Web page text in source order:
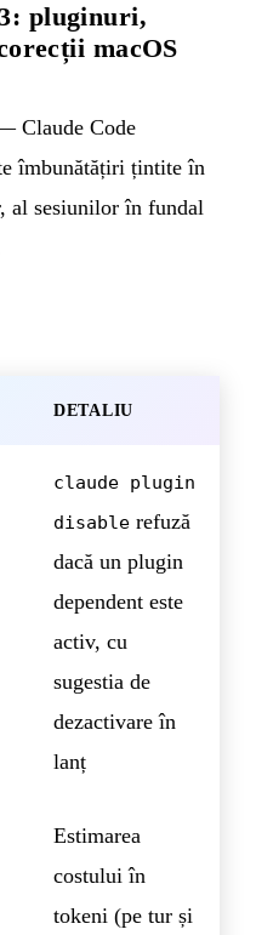
pluginuri,
macOS
Claude Code
îmbunătățiri țintite în
al sesiunilor în fundal
DETALIU
claude plugin
disable refuză
dacă un plugin
dependent este
activ, cu
sugestia de
dezactivare în
lanț
Estimarea
costului în
tokeni (pe tur și